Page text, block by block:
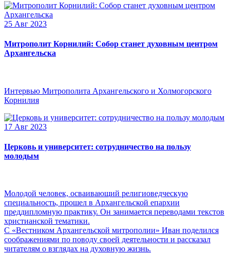
25 Авг 2023
Митрополит Корнилий: Собор станет духовным центром
Архангельска
Интервью Митрополита Архангельского и Холмогорского
Корнилия
17 Авг 2023
Церковь и университет: сотрудничество на пользу
молодым
Молодой человек, осваивающий религиоведческую
специальность, прошел в Архангельской епархии
преддипломную практику. Он занимается переводами текстов
христианской тематики.
С «Вестником Архангельской митрополии» Иван поделился
соображениями по поводу своей деятельности и рассказал
читателям о взглядах на духовную жизнь.